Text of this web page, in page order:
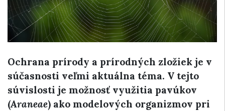
Ochrana prírody a prírodných zložiek je v
súčasnosti veľmi aktuálna téma. V tejto
súvislosti je možnosť využitia pavúkov
(Araneae) ako modelových organizmov pri